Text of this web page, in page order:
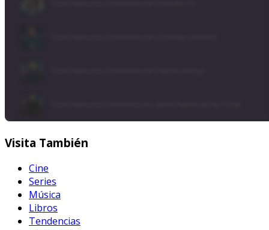
Visita También
Cine
Series
Música
Libros
Tendencias